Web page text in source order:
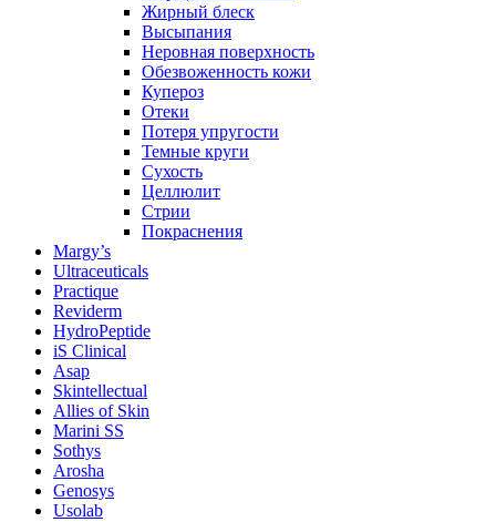
Жирный блеск
Высыпания
Неровная поверхность
Обезвоженность кожи
Купероз
Отеки
Потеря упругости
Темные круги
Сухость
Целлюлит
Стрии
Покраснения
Margy’s
Ultraceuticals
Practique
Reviderm
HydroPeptide
iS Clinical
Asap
Skintellectual
Allies of Skin
Marini SS
Sothys
Arosha
Genosys
Usolab